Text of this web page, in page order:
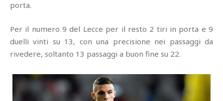
porta.
Per il numero 9 del Lecce per il resto 2 tiri in porta e 9
duelli vinti su 13, con una precisione nei passaggi da
rivedere, soltanto 13 passaggi a buon fine su 22.